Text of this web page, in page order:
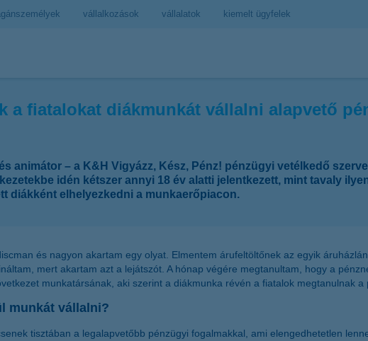
vállalkozások vállalatok kiemelt ügyfelek
a fiatalokat diákmunkát vállalni alapvető
animátor – a K&H Vigyázz, Kész, Pénz! pénzügyi vetélkedő
idén kétszer annyi 18 év alatti jelentkezett, mint tavaly
diákként elhelyezkedni a munkaerőpiacon.
és nagyon akartam egy olyat. Elmentem árufeltöltőnek az egyik
mert akartam azt a lejátszót. A hónap végére megtanultam, hogy a
munkatársának, aki szerint a diákmunka révén a fiatalok megtanulnak a
munkát vállalni?
tisztában a legalapvetőbb pénzügyi fogalmakkal, ami elengedhetetlen